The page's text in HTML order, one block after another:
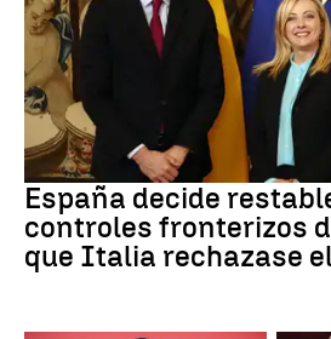
CRISIS MIGRATORIA
España decide
controles fronterizos
que Italia rechazase